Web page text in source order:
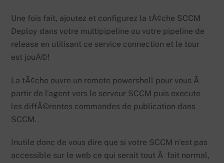
Une fois fait, ajoutez et configurez la tÃ¢che SCCM
Deploy dans votre multipipeline ou votre pipeline de
release en utilisant ce service connection et le tour
est jouÃ©!
La tÃ¢che ouvre un remote powershell pour vous Ã
partir de l’agent vers le serveur SCCM puis execute
les diffÃ©rentes commandes de publication dans
SCCM.
Inutile donc de vous dire que si votre SCCM n’est pas
accessible sur le web ce qui serait tout Ã fait normal,